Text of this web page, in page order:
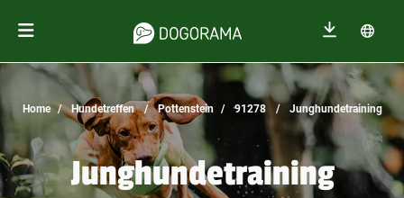
Home Hundetreffen Pottenstein 91278 Junghundetraining
Junghundetraining